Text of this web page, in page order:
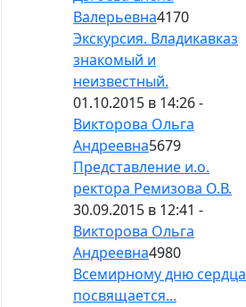
Валерьевна4170
Экскурсия. Владикавказ
знакомый и
неизвестный.
01.10.2015 в 14:26 -
Викторова Ольга
Андреевна5679
Представление и.о.
ректора Ремизова О.В.
30.09.2015 в 12:41 -
Викторова Ольга
Андреевна4980
Всемирному дню сердца
посвящается...